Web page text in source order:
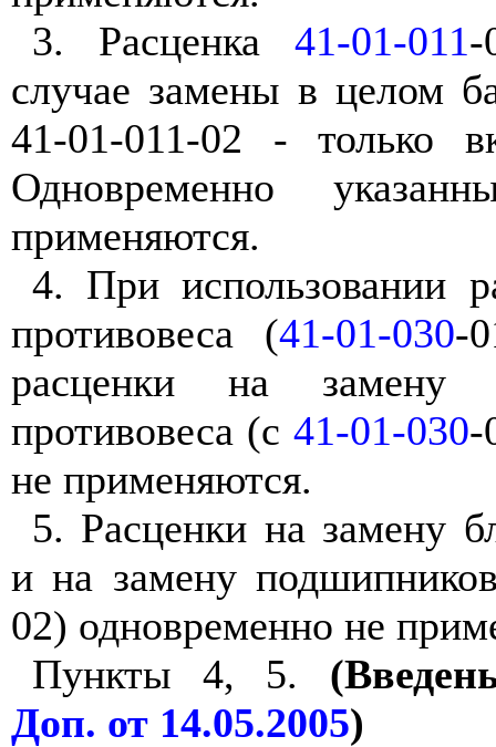
3. Расценка 41-01-011-
случае замены в целом
41-01-011-02 - только
Одновременно
применяются.
4. При использовании
противовеса (41-01-030-
расценки на замену
противовеса (с 41-01-030-
не применяются.
5. Расценки на замену
и на замену
02) одновременно не
Пункты 4, 5.
Доп. от 14.05.2005)